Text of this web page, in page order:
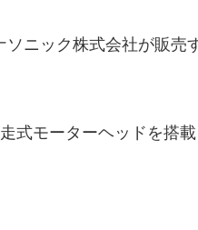
ニック株式会社が販売
式モーターヘッドを搭載